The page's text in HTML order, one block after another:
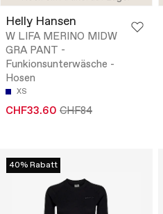
Helly Hansen
W LIFA MERINO MIDW
GRA PANT -
Funkionsunterwäsche -
Hosen
XS
CHF33.60 CHF84
40% Rabatt